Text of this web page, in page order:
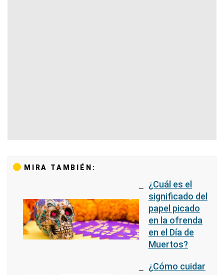
MIRA TAMBIÉN:
¿Cuál es el
significado del
papel picado
en la ofrenda
en el Día de
Muertos?
¿Cómo cuidar